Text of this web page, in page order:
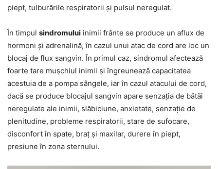
piept, tulburările respiratorii și pulsul neregulat.
În timpul sindromului inimii frânte se produce un aflux de
hormoni și adrenalină, în cazul unui atac de cord are loc un
blocaj de flux sangvin. În primul caz, sindromul afectează
foarte tare mușchiul inimii și îngreunează capacitatea
acestuia de a pompa sângele, iar în cazul atacului de cord,
dacă se produce blocajul sangvin apare senzația de bătăi
neregulate ale inimii, slăbiciune, anxietate, senzație de
plenitudine, probleme respiratorii, stare de sufocare,
disconfort în spate, braț și maxilar, durere în piept,
presiune în zona sternului.